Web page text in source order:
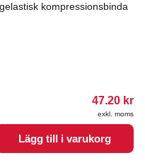
kompressionsbinda
47.20 kr
exkl. moms
Lägg till i varukorg